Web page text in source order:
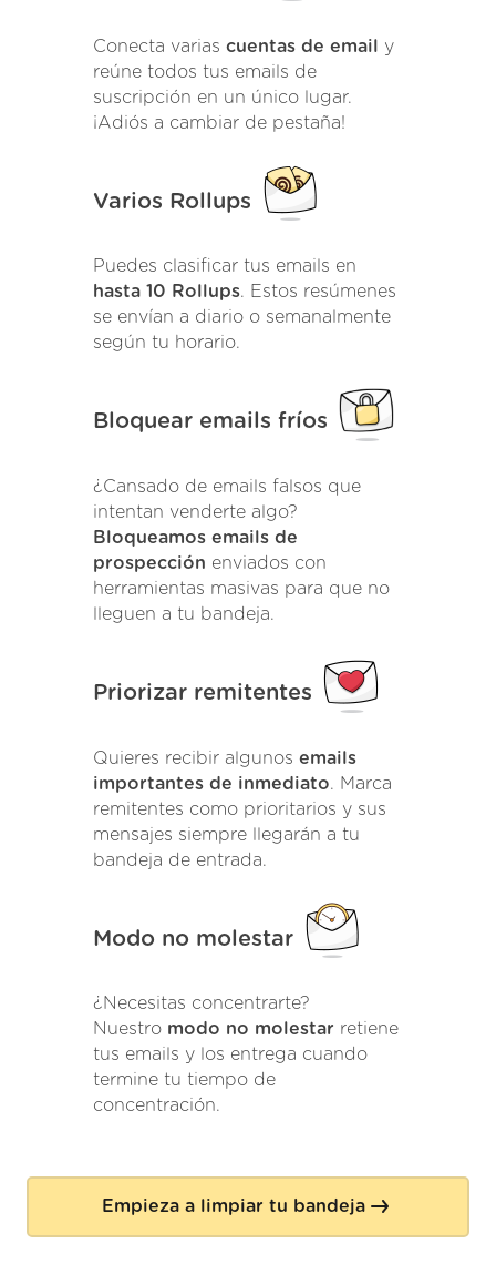
Conecta varias cuentas de email
y
reúne todos tus emails de
suscripción en un único lugar.
¡Adiós a cambiar de pestaña!
Varios Rollups
Puedes clasificar tus emails en
hasta 10 Rollups. Estos resúmenes
se envían a diario o semanalmente
según tu horario.
Bloquear emails fríos
¿Cansado de emails falsos que
intentan venderte algo?
Bloqueamos emails de
prospección enviados con
herramientas masivas para que no
lleguen a tu bandeja.
Priorizar remitentes
Quieres recibir algunos emails
importantes de inmediato. Marca
remitentes como prioritarios y sus
mensajes siempre llegarán a tu
bandeja de entrada.
Modo no molestar
¿Necesitas concentrarte?
Nuestro modo no molestar retiene
tus emails y los entrega cuando
termine tu tiempo de
concentración.
Empieza a limpiar tu bandeja